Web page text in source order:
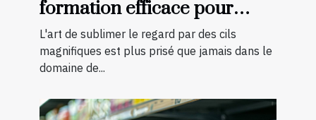
formation efficace pour
devenir technicienne de cils
certifiée
L'art de sublimer le regard par des cils
magnifiques est plus prisé que jamais dans le
domaine de...